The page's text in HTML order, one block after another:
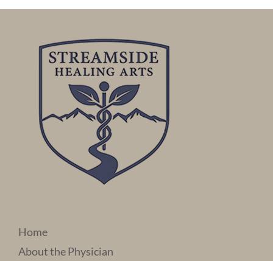
Home
About the Physician